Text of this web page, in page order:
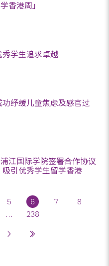
香港周」
学生追求卓越
纾缓儿童焦虑及感官过
江国际学院签署合作协议
引优秀学生留学香港
5 6 7
8
… 238